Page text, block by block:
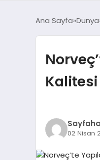
Ana Sayfa Dünya
02 Nisan